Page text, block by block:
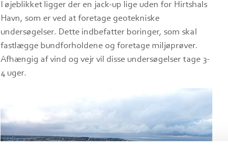
I øjeblikket ligger der en jack-up lige uden for Hirtshals
Havn, som er ved at foretage geotekniske
undersøgelser. Dette indbefatter boringer, som skal
fastlægge bundforholdene og foretage miljøprøver.
Afhængig af vind og vejr vil disse undersøgelser tage 3-
4 uger.